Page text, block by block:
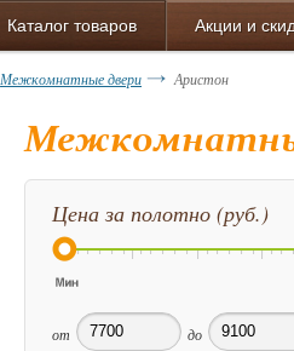
Каталог товаров Акции и
Межкомнатные двери Аристон
Цена за полотно (руб.)
от до